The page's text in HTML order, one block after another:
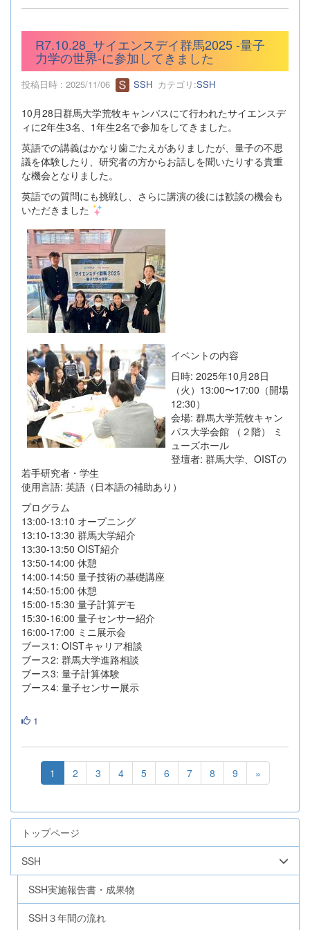
R7.10.28_サイエンスデイ群馬2025 -量子
力学の世界-に参加してきました
投稿日時 : 2025/11/06 SSH カテゴリ:SSH
10月28日群馬大学荒牧キャンパスにて行われたサイエンスデ
ィに2年生3名、1年生2名で参加をしてきました。
英語での講義はかなり歯ごたえがありましたが、量子の不思
議を体験したり、研究者の方からお話しを聞いたりする貴重
な機会となりました。
英語での質問にも挑戦し、さらに講演の後には歓談の機会も
いただきました
イベントの内容
日時: 2025年10月28日
（火）13:00〜17:00（開場
12:30）
会場: 群馬大学荒牧キャン
パス大学会館 （２階） ミ
ューズホール
登壇者: 群馬大学、OISTの
若手研究者・学生
使用言語: 英語（日本語の補助あり）
プログラム
13:00-13:10 オープニング
13:10-13:30 群馬大学紹介
13:30-13:50 OIST紹介
13:50-14:00 休憩
14:00-14:50 量子技術の基礎講座
14:50-15:00 休憩
15:00-15:30 量子計算デモ
15:30-16:00 量子センサー紹介
16:00-17:00 ミニ展示会
ブース1: OISTキャリア相談
ブース2: 群馬大学進路相談
ブース3: 量子計算体験
ブース4: 量子センサー展示
1
1 2 3 4 5 6 7 8 9 »
トップページ
SSH
SSH実施報告書・成果物
SSH３年間の流れ